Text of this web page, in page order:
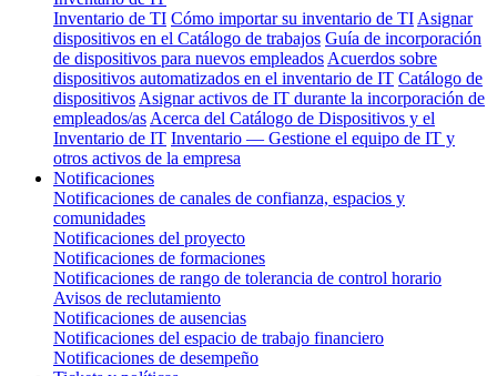
Inventario de TI Cómo importar su inventario de TI Asignar
dispositivos en el Catálogo de trabajos Guía de incorporación
de dispositivos para nuevos empleados Acuerdos sobre
dispositivos automatizados en el inventario de IT Catálogo de
dispositivos Asignar activos de IT durante la incorporación de
empleados/as Acerca del Catálogo de Dispositivos y el
Inventario de IT Inventario — Gestione el equipo de IT y
otros activos de la empresa
Notificaciones
Notificaciones de canales de confianza, espacios y
comunidades
Notificaciones del proyecto
Notificaciones de formaciones
Notificaciones de rango de tolerancia de control horario
Avisos de reclutamiento
Notificaciones de ausencias
Notificaciones del espacio de trabajo financiero
Notificaciones de desempeño